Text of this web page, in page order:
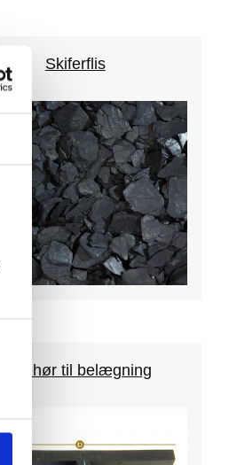
Skiferflis
Tilbehør til belægning